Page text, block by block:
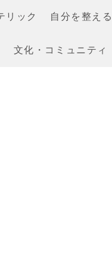
リック 自分を整え
文化・コミュニティ